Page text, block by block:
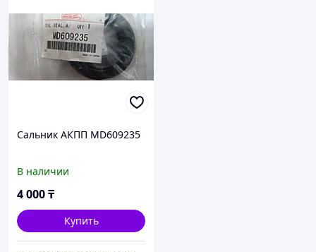
Сальник АКПП MD609235
В наличии
4 000₸
Купить